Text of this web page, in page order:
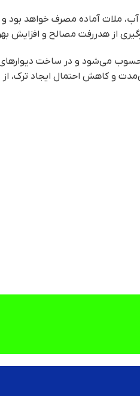
ملات آماده مصرف خواهد بود
از هدررفت مصالح و افزایش
می‌شود و در ساخت دیوارهای
و کاهش احتمال ایجاد